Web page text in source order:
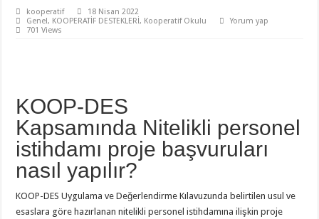
kooperatif
18 Nisan 2022
Genel, KOOPERATİF DESTEKLERİ, Kooperatif Okulu
Yorum yap
701 Views
KOOP-DES
Kapsamında Nitelikli personel
istihdamı proje başvuruları
nasıl yapılır?
KOOP-DES Uygulama ve Değerlendirme Kılavuzunda belirtilen usul ve
esaslara göre hazırlanan nitelikli personel istihdamına ilişkin proje